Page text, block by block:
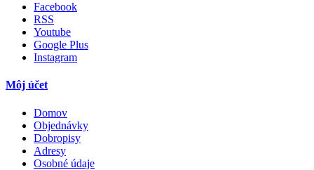
Facebook
RSS
Youtube
Google Plus
Instagram
Môj účet
Domov
Objednávky
Dobropisy
Adresy
Osobné údaje